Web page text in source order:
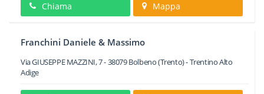
Chiama Mappa
Franchini Daniele & Massimo
Via GIUSEPPE MAZZINI, 7-38079Bolbeno(Trento) -Trentino Alto
Adige